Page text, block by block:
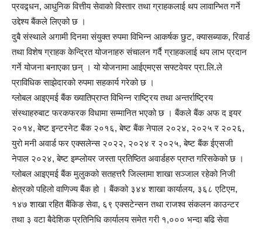
प्रवद्र्धन, आधुनिक वित्तीय सेवाको विस्तार तथा ग्राहकलाई थप लावान्भित गर्ने
उद्देश्य बैंकले लिएको छ ।
दुबै संस्थाले अगामी दिनमा संयुक्त रुपमा विभिन्न आकर्षक छुट, क्यासब्याक, रिवार्ड
तथा विशेष ग्राहक केन्द्रित योजनाहरु संचालन गर्दै ग्राहकलाई थप लाभ प्रदान
गर्ने योजना बनाएका छन् । यो योजनामा आईएमएस सफ्टवेयर प्रा.लि.ले
प्राविधिक साझेदारको रुपमा सहकार्य गरेको छ ।
ग्लोबल आइएमई बैंक ख्यातिप्राप्त विभिन्न राष्ट्रिय तथा अन्तर्राष्ट्रिय
संस्थाहरुबाट फरकफरक विधामा सम्मानित भएको छ । बैंकले बैंक अफ द इयर
२०१४, बेष्ट इन्टरनेट बैंक २०१६, बेष्ट बैंक नेपाल २०२४, २०२५ र २०२६,
युरो मनी अवार्ड फर एक्सलेन्स २०२२, २०२४ र २०२५, बेष्ट बैंक ईएसजी
नेपाल २०२४, बेष्ट इम्प्लोयर जस्ता प्रतिष्ठित अवार्डहरु प्राप्त गरिसकेको छ ।
ग्लोबल आइएमई बैंक मुलुकको सतहत्तरै जिल्लामा शाखा सञ्जाल रहेको निजी
क्षेत्रको पहिलो वाणिज्य बैंक हो । बैंकको ३४४ शाखा कार्यालय, ३६८ एटिएम,
१४७ शाखा रहित बैंकिङ सेवा, ६९ एक्सटेन्सन तथा राजश्व संकलन काउन्टर
तथा ३ वटा बैदेशिक प्रतिनिधि कार्यालय समेत गरी १,००० भन्दा बढि सेवा